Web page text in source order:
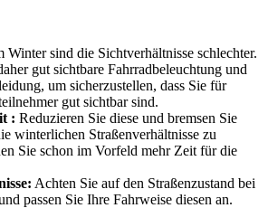
Winter sind die Sichtverhältnisse schlechter.
gut sichtbare Fahrradbeleuchtung und
um sicherzustellen, dass Sie für
gut sichtbar sind.
: Reduzieren Sie diese und bremsen Sie
winterlichen Straßenverhältnisse zu
Sie schon im Vorfeld mehr Zeit für die
Achten Sie auf den Straßenzustand bei
passen Sie Ihre Fahrweise diesen an.